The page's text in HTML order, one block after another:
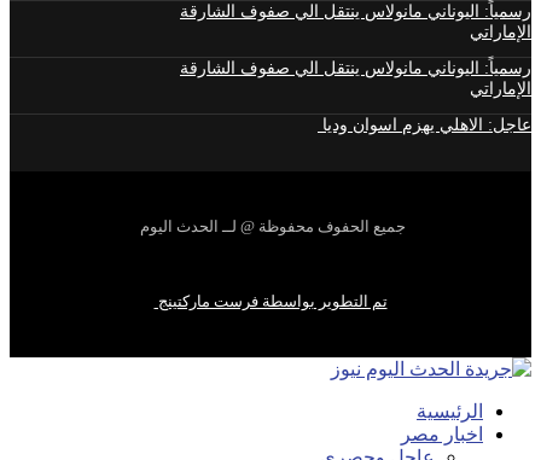
رسمياً: اليوناني مانولاس ينتقل الي صفوف الشارقة
الإماراتي
رسمياً: اليوناني مانولاس ينتقل الي صفوف الشارقة
الإماراتي
عاجل: الاهلي يهزم اسوان وديا
جميع الحفوف محفوظة @ لــ الحدث اليوم
تم التطوير بواسطة فرست ماركتينج
الرئيسية
اخبار مصر